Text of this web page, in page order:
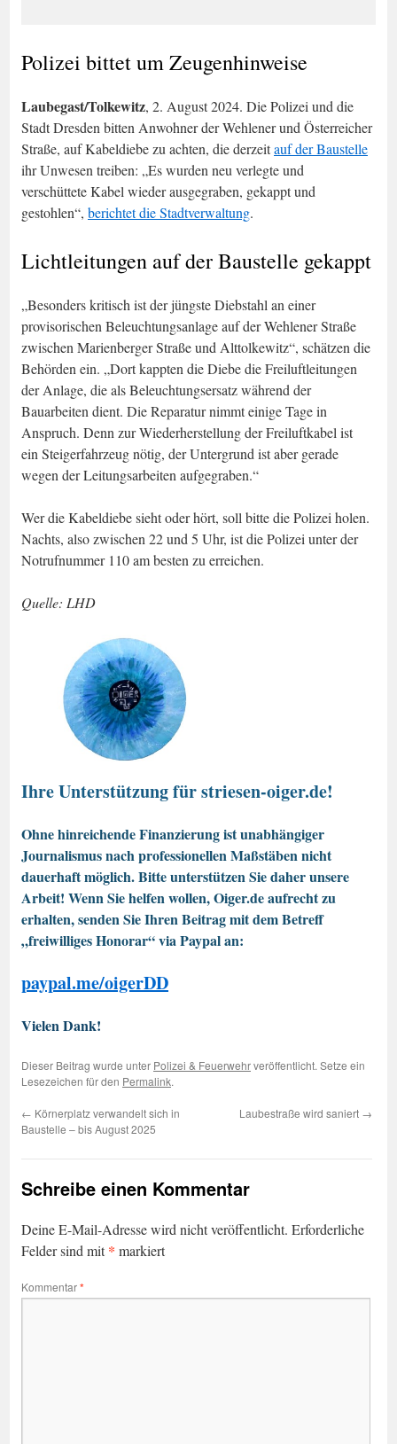
Polizei bittet um Zeugenhinweise
Laubegast/Tolkewitz, 2. August 2024. Die Polizei und die
Stadt Dresden bitten Anwohner der Wehlener und Österreicher
Straße, auf Kabeldiebe zu achten, die derzeitauf der Baustelle
ihr Unwesen treiben: „Es wurden neu verlegte und
verschüttete Kabel wieder ausgegraben, gekappt und
gestohlen“, berichtet die Stadtverwaltung.
Lichtleitungen auf der Baustelle gekappt
„Besonders kritisch ist der jüngste Diebstahl an einer
provisorischen Beleuchtungsanlage auf der Wehlener Straße
zwischen Marienberger Straße und Alttolkewitz“, schätzen die
Behörden ein. „Dort kappten die Diebe die Freiluftleitungen
der Anlage, die als Beleuchtungsersatz während der
Bauarbeiten dient. Die Reparatur nimmt einige Tage in
Anspruch. Denn zur Wiederherstellung der Freiluftkabel ist
ein Steigerfahrzeug nötig, der Untergrund ist aber gerade
wegen der Leitungsarbeiten aufgegraben.“
Wer die Kabeldiebe sieht oder hört, soll bitte die Polizei holen.
Nachts, also zwischen 22 und 5 Uhr, ist die Polizei unter der
Notrufnummer 110 am besten zu erreichen.
Quelle: LHD
Ihre Unterstützung für striesen-oiger.de!
Ohne hinreichende Finanzierung ist unabhängiger
Journalismus nach professionellen Maßstäben nicht
dauerhaft möglich. Bitte unterstützen Sie daher unsere
Arbeit! Wenn Sie helfen wollen, Oiger.de aufrecht zu
erhalten, senden Sie Ihren Beitrag mit dem Betreff
„freiwilliges Honorar“ via Paypal an:
paypal.me/oigerDD
Vielen Dank!
Dieser Beitrag wurde unter Polizei & Feuerwehrveröffentlicht. Setze ein
Lesezeichen für den Permalink.
← Körnerplatz verwandelt sich in
Baustelle – bis August 2025
Laubestraße wird saniert →
Schreibe einen Kommentar
Deine E-Mail-Adresse wird nicht veröffentlicht. Erforderliche
Felder sind mit* markiert
Kommentar*